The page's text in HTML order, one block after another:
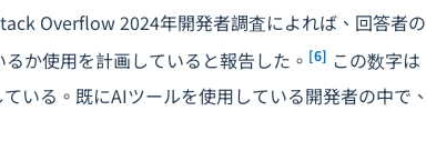
Overflow 2024年開発者調査によれば、回答者の
か使用を計画していると報告した。 [6] この数字は
いる。既にAIツールを使用している開発者の中で、